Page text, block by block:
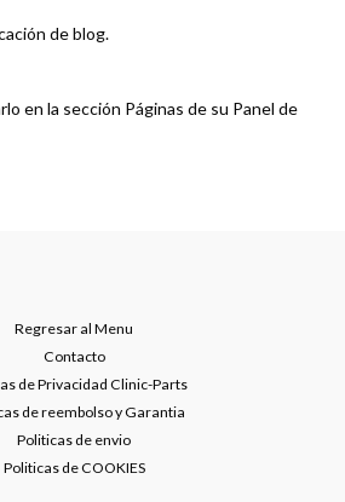
de blog.
en la sección Páginas de su Panel de
Regresar al Menu
Contacto
de Privacidad Clinic-Parts
de reembolso y Garantia
Politicas de envio
Politicas de COOKIES